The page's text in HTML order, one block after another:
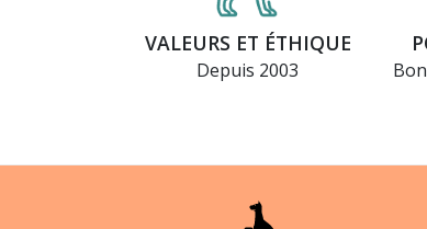
VALEURS ET ÉTHIQUE
Depuis 2003